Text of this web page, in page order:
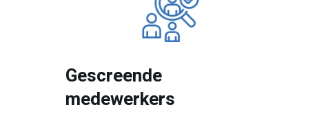
Gescreende
medewerkers